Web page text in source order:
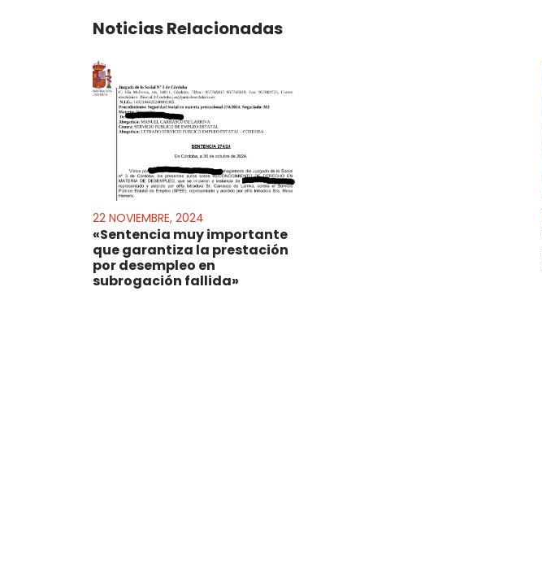
Noticias Relacionadas
22 NOVIEMBRE, 2024
«Sentencia muy importante
que garantiza la prestación
por desempleo en
subrogación fallida»